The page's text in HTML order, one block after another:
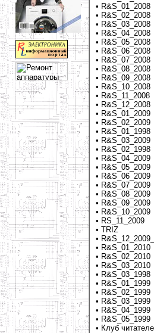
• R&S_01_2008
• R&S_02_2008
• R&S_03_2008
• R&S_04_2008
• R&S_05_2008
• R&S_06_2008
• R&S_07_2008
• R&S_08_2008
• R&S_09_2008
• R&S_10_2008
• R&S_11_2008
• R&S_12_2008
• R&S_01_2009
• R&S_02_2009
• R&S_01_1998
• R&S_03_2009
• R&S_02_1998
• R&S_04_2009
• R&S_05_2009
• R&S_06_2009
• R&S_07_2009
• R&S_08_2009
• R&S_09_2009
• R&S_10_2009
• RS_11_2009
• TRIZ
• R&S_12_2009_
• R&S_01_2010
• R&S_02_2010
• R&S_03_2010
• R&S_03_1998
• R&S_01_1999
• R&S_02_1999
• R&S_03_1999
• R&S_04_1999
• R&S_05_1999
• Клуб